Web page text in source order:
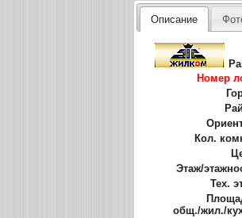
Описание
Номер
Кол.
Этаж/
Тех.
общ./жил./